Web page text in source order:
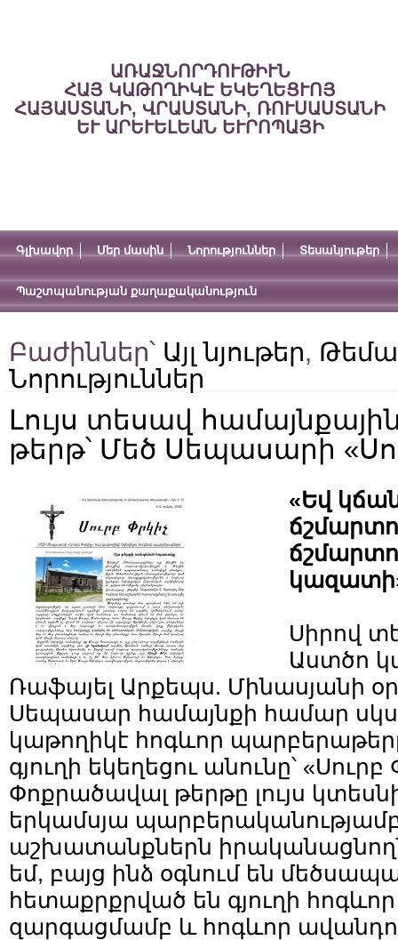
ԱՌԱՋՆՈՐԴՈՒԹԻՒՆ
ՀԱՅ ԿԱԹՈՂԻԿԷ ԵԿԵՂԵՑՒՈՅ
ՀԱՅԱՍՏԱՆԻ, ՎՐԱՍՏԱՆԻ, ՌՈՒՍԱՍՏԱՆԻ
ԵՒ ԱՐԵՒԵԼԵԱՆ ԵՒՐՈՊԱՅԻ
Գլխավոր Մեր մասին Նորություններ Տեսանյութեր
Պաշտպանության քաղաքականություն
Բաժիններ՝ Այլ նյութեր,
Նորություններ
Լույս տեսավ
թերթ՝ Մեծ Սեպասարի
«Եվ
Սիրով
Աստծո
Ռաֆայել Արքեպս. Մինասյանի
Սեպասար համայնքի համար
կաթողիկէ հոգևոր
գյուղի եկեղեցու անունը՝ «Սուրբ
Փոքրածավալ թերթը լույս
երկամսյա
աշխատանքներն
եմ, բայց ինձ օգնում են
հետաքրքրված են գյուղի
զարգացմամբ և հոգևոր